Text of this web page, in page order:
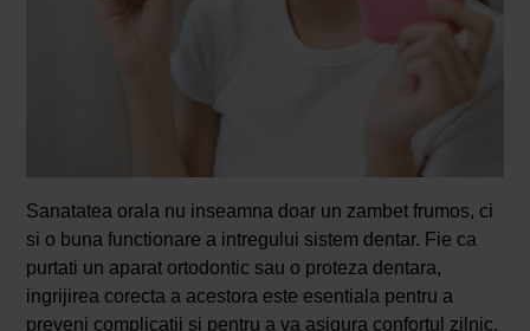
Sanatatea orala nu inseamna doar un zambet frumos, ci
si o buna functionare a intregului sistem dentar. Fie ca
purtati un aparat ortodontic sau o proteza dentara,
ingrijirea corecta a acestora este esentiala pentru a
preveni complicatii si pentru a va asigura confortul zilnic.